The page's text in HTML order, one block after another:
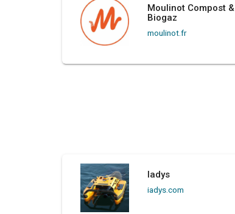
Moulinot Compost &
Biogaz
moulinot.fr
Iadys
iadys.com